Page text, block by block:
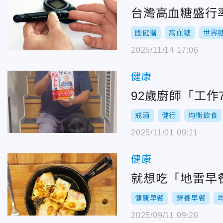
台灣高血糖盛行
國健署 高血糖 世界
2025/11/14 17:06
健康
戒酒 健行 均衡飲食
2025/11/01 09:11
健康
就想吃「地雷早
健康早餐 營養早餐
2025/09/11 09:20